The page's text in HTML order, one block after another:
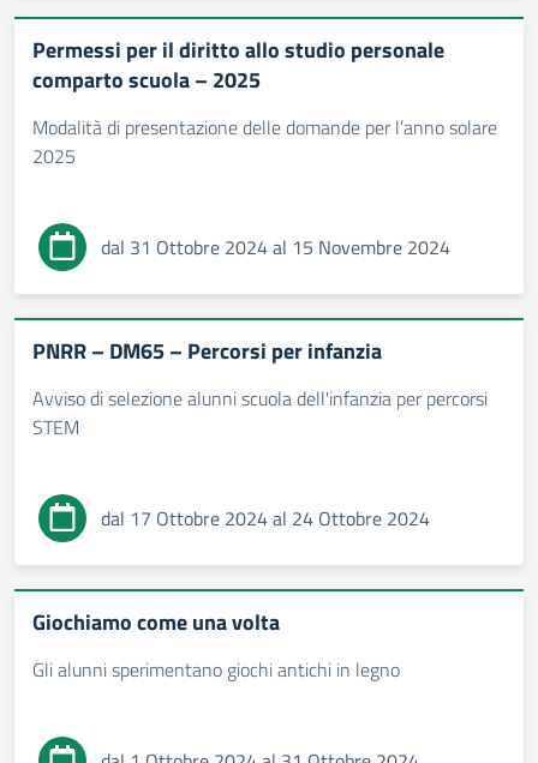
Permessi per il diritto allo studio personale
comparto scuola – 2025
Modalità di presentazione delle domande per l’anno solare
2025
dal 31 Ottobre 2024 al 15 Novembre 2024
PNRR – DM65 – Percorsi per infanzia
Avviso di selezione alunni scuola dell'infanzia per percorsi
STEM
dal 17 Ottobre 2024 al 24 Ottobre 2024
Giochiamo come una volta
Gli alunni sperimentano giochi antichi in legno